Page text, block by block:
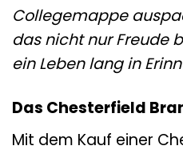
Collegemappe
das nicht nur Freude
ein Leben lang in
Das Chesterfield
Mit dem Kauf einer